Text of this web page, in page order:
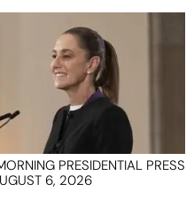
PRESIDENTIAL PRESS
6, 2026